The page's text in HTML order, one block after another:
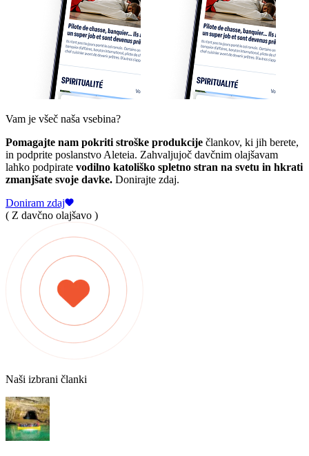
Vam je všeč naša vsebina?
Pomagajte nam pokriti stroške produkcije člankov, ki jih berete,
in podprite poslanstvo Aleteia. Zahvaljujoč davčnim olajšavam
lahko podpirate vodilno katoliško spletno stran na svetu in hkrati
zmanjšate svoje davke. Donirajte zdaj.
Doniram zdaj
( Z davčno olajšavo )
Naši izbrani članki